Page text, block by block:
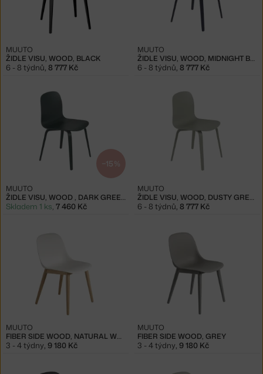
ŽIDLE VISU, WOOD, BLACK
MUUTO
6 - 8 týdnů, 8 777 Kč
ŽIDLE VISU, WOOD, MIDNIGHT BLUE
MUUTO
6 - 8 týdnů, 8 777 Kč
−15 %
ŽIDLE VISU, WOOD , DARK GREEN
MUUTO
Skladem 1 ks, 7 460 Kč
ŽIDLE VISU, WOOD, DUSTY GREEN
MUUTO
6 - 8 týdnů, 8 777 Kč
FIBER SIDE WOOD, NATURAL WHITE/OAK
MUUTO
3 - 4 týdny, 9 180 Kč
FIBER SIDE WOOD, GREY
MUUTO
3 - 4 týdny, 9 180 Kč